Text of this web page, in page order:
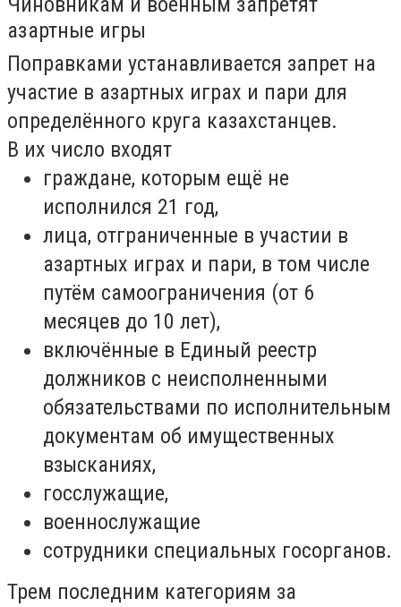
азартные игры
Поправками устанавливается запрет на
участие в азартных играх и пари для
определённого круга казахстанцев.
В их число входят
граждане, которым ещё не
исполнился 21 год,
лица, отграниченные в участии в
азартных играх и пари, в том числе
путём самоограничения (от 6
месяцев до 10 лет),
включённые в Единый реестр
должников с неисполненными
обязательствами по исполнительным
документам об имущественных
взысканиях,
госслужащие,
военнослужащие
сотрудники специальных госорганов.
Трем последним категориям за